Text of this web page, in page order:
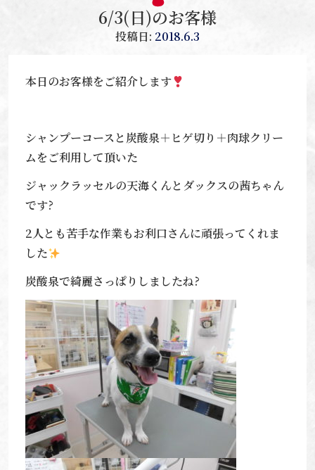
6/3(日)のお客様
投稿日: 2018.6.3
本日のお客様をご紹介します
シャンプーコースと炭酸泉＋ヒゲ切り＋肉球クリー
ムをご利用して頂いた
ジャックラッセルの天海くんとダックスの茜ちゃん
です?
2人とも苦手な作業もお利口さんに頑張ってくれま
した
炭酸泉で綺麗さっぱりしましたね?